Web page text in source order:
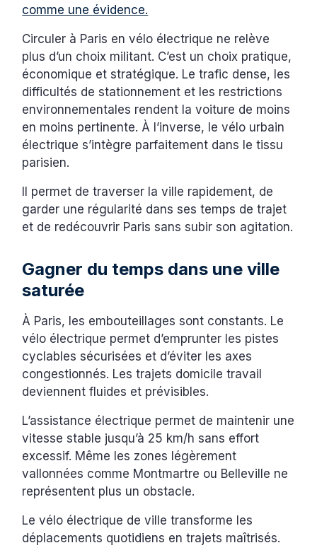
comme une évidence.
Circuler à Paris en vélo électrique ne relève
plus d’un choix militant. C’est un choix pratique,
économique et stratégique. Le trafic dense, les
difficultés de stationnement et les restrictions
environnementales rendent la voiture de moins
en moins pertinente. À l’inverse, le vélo urbain
électrique s’intègre parfaitement dans le tissu
parisien.
Il permet de traverser la ville rapidement, de
garder une régularité dans ses temps de trajet
et de redécouvrir Paris sans subir son agitation.
Gagner du temps dans une ville
saturée
À Paris, les embouteillages sont constants. Le
vélo électrique permet d’emprunter les pistes
cyclables sécurisées et d’éviter les axes
congestionnés. Les trajets domicile travail
deviennent fluides et prévisibles.
L’assistance électrique permet de maintenir une
vitesse stable jusqu’à 25 km/h sans effort
excessif. Même les zones légèrement
vallonnées comme Montmartre ou Belleville ne
représentent plus un obstacle.
Le vélo électrique de ville transforme les
déplacements quotidiens en trajets maîtrisés.